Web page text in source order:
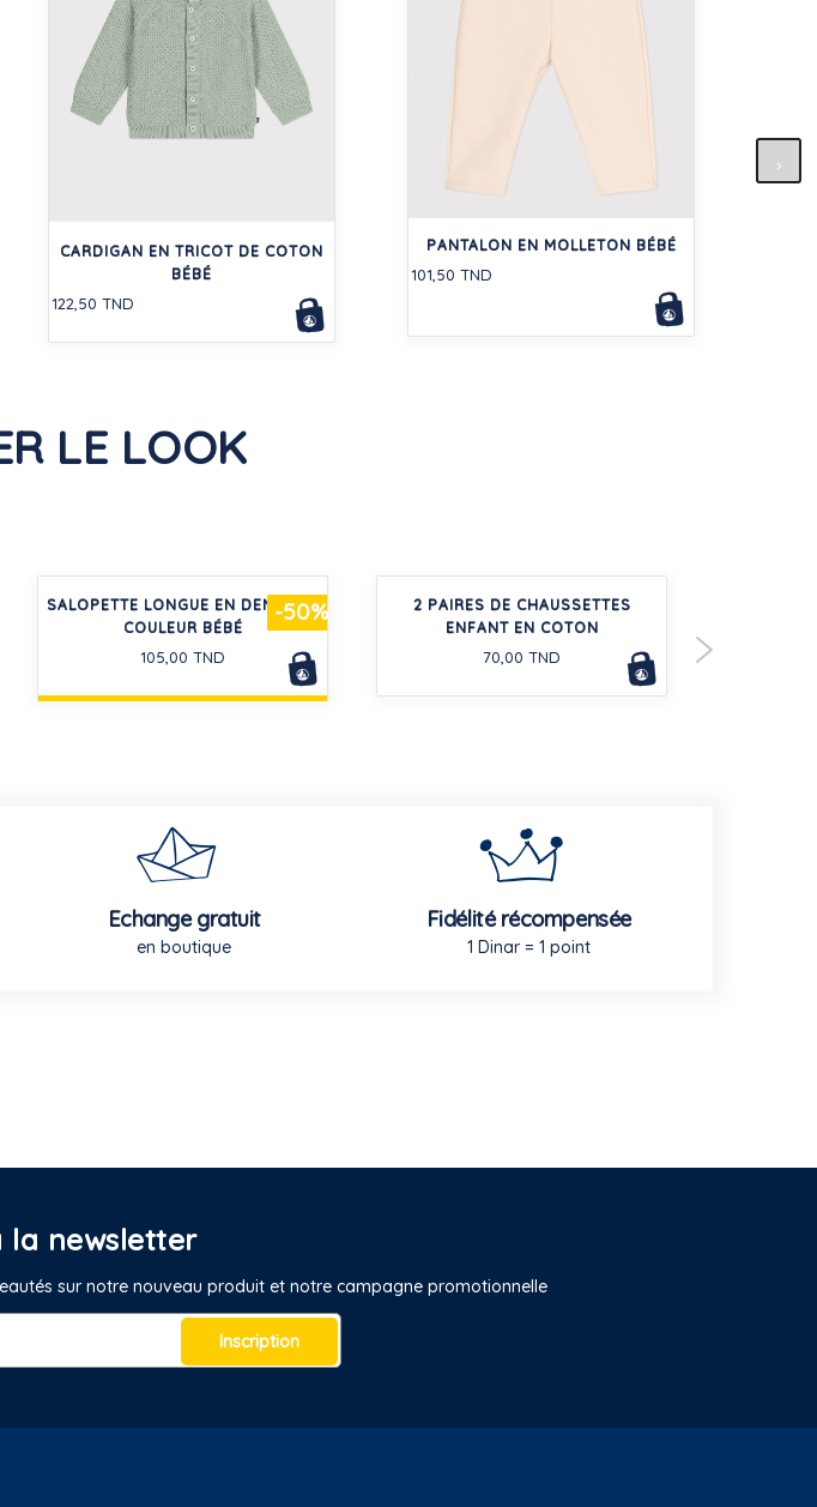
CARDIGAN EN TRICOT DE COTON
BÉBÉ
122,50 TND
PANTALON EN MOLLETON BÉBÉ
101,50 TND
LE LOOK
-50%
SALOPETTE LONGUE EN DENIM DE
COULEUR BÉBÉ
105,00 TND
2 PAIRES DE CHAUSSETTES
ENFANT EN COTON
70,00 TND
Echange gratuit
en boutique
Fidélité récompensée
1 Dinar = 1 point
la newsletter
sur notre nouveau produit et notre campagne promotionnelle
Inscription